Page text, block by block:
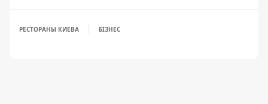
РЕСТОРАНЫ КИЕВА БІЗНЕС